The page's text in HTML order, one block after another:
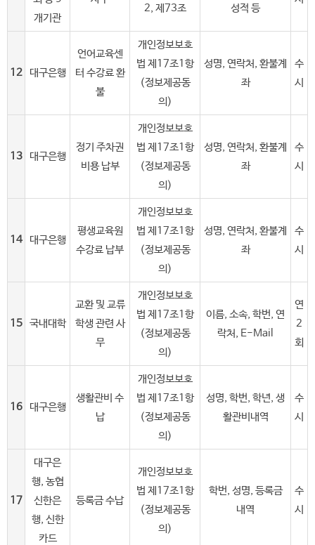
개기관
2, 제73조 성적 등
12 대구은행
언어교육센
터 수강료 환
불
개인정보보호
법 제17조1항
(정보제공동
의)
성명, 연락처, 환불계
좌
수
시
13 대구은행
정기 주차권
비용 납부
개인정보보호
법 제17조1항
(정보제공동
의)
성명, 연락처, 환불계
좌
수
시
14 대구은행
평생교육원
수강료 납부
개인정보보호
법 제17조1항
(정보제공동
의)
성명, 연락처, 환불계
좌
수
시
15 국내대학
교환 및 교류
학생 관련 사
무
개인정보보호
법 제17조1항
(정보제공동
의)
이름, 소속, 학번, 연
락처, E-Mail
연
2
회
16 대구은행
생활관비 수
납
개인정보보호
법 제17조1항
(정보제공동
의)
성명, 학번, 학년, 생
활관비내역
수
시
17
대구은
행, 농협
신한은
행, 신한
카드
등록금 수납
개인정보보호
법 제17조1항
(정보제공동
의)
학번, 성명, 등록금
내역
수
시